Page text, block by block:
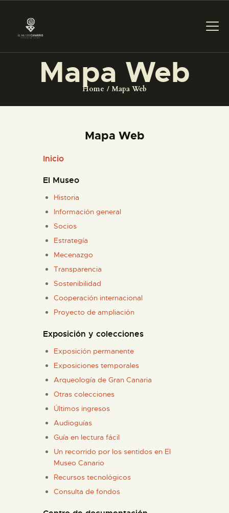
Mapa Web
Home Mapa Web
PREPARAR LA VISITA
EL MUSEO
COLECCIONES
DIDÁCTICA
ESPAÑOL
PREPARAR LA VISITA
ACTIVIDADES
█
EL MUSEO
COLECCIONES
DIDÁCTICA
Mapa Web
Inicio
El Museo
Historia
Información general
Socios
Estrategía
Mecenazgo
Transparencia
Sostenibilidad
Cooperación internacional
Proyecto de ampliación
Exposición y colecciones
Exposición permanente
Exposiciones temporales
Arqueología de Gran Canaria
Otras colecciones
Últimos ingresos
Audioguías
Guía en lectura fácil
Un recorrido por los sentidos en El
Museo Canario
Recursos tecnológicos
Consulta de fondos